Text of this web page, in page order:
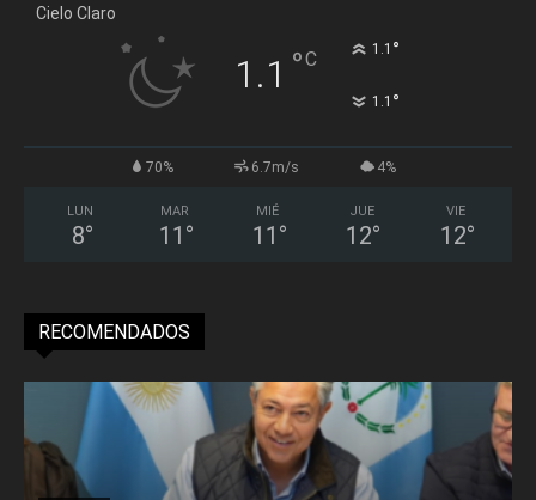
Cielo Claro
1.1 °C 1.1 °
1.1 °
70% 6.7m/s 4%
LUN
8°
MAR
11 °
MIÉ
11 °
JUE
12°
VIE
12°
RECOMENDADOS